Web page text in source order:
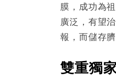
膜，成功為
廣泛，有望
報，而儲存
雙重獨